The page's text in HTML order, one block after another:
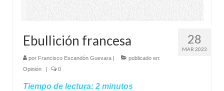
28
MAR 2023
Ebullición francesa
por Francisco Escandón Guevara |
publicado en:
Opinión
| 0
Tiempo de lectura: 2 minutos